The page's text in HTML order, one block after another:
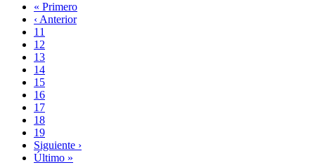
Paginación
Primera
página
« Primero
Página
anterior
‹ Anterior
Page
11
Page
12
Page
13
Page
14
Página
actual
15
Page
16
Page
17
Page
18
Page
19
Siguiente
página
Siguiente ›
Última
Último »